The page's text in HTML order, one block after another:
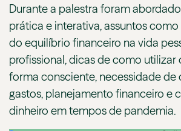
Durante a palestra foram
prática e interativa, assuntos
do equilíbrio financeiro na vida
profissional, dicas de como utilizar
forma consciente, necessidade de
gastos, planejamento financeiro e
dinheiro em tempos de pandemia.